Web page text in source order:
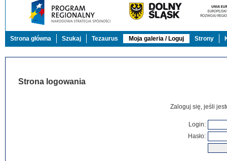
Strona główna Szukaj Tezaurus Moja galeria / Loguj Strony
Strona logowania
Zaloguj się, jeśli
Login:
Hasło: